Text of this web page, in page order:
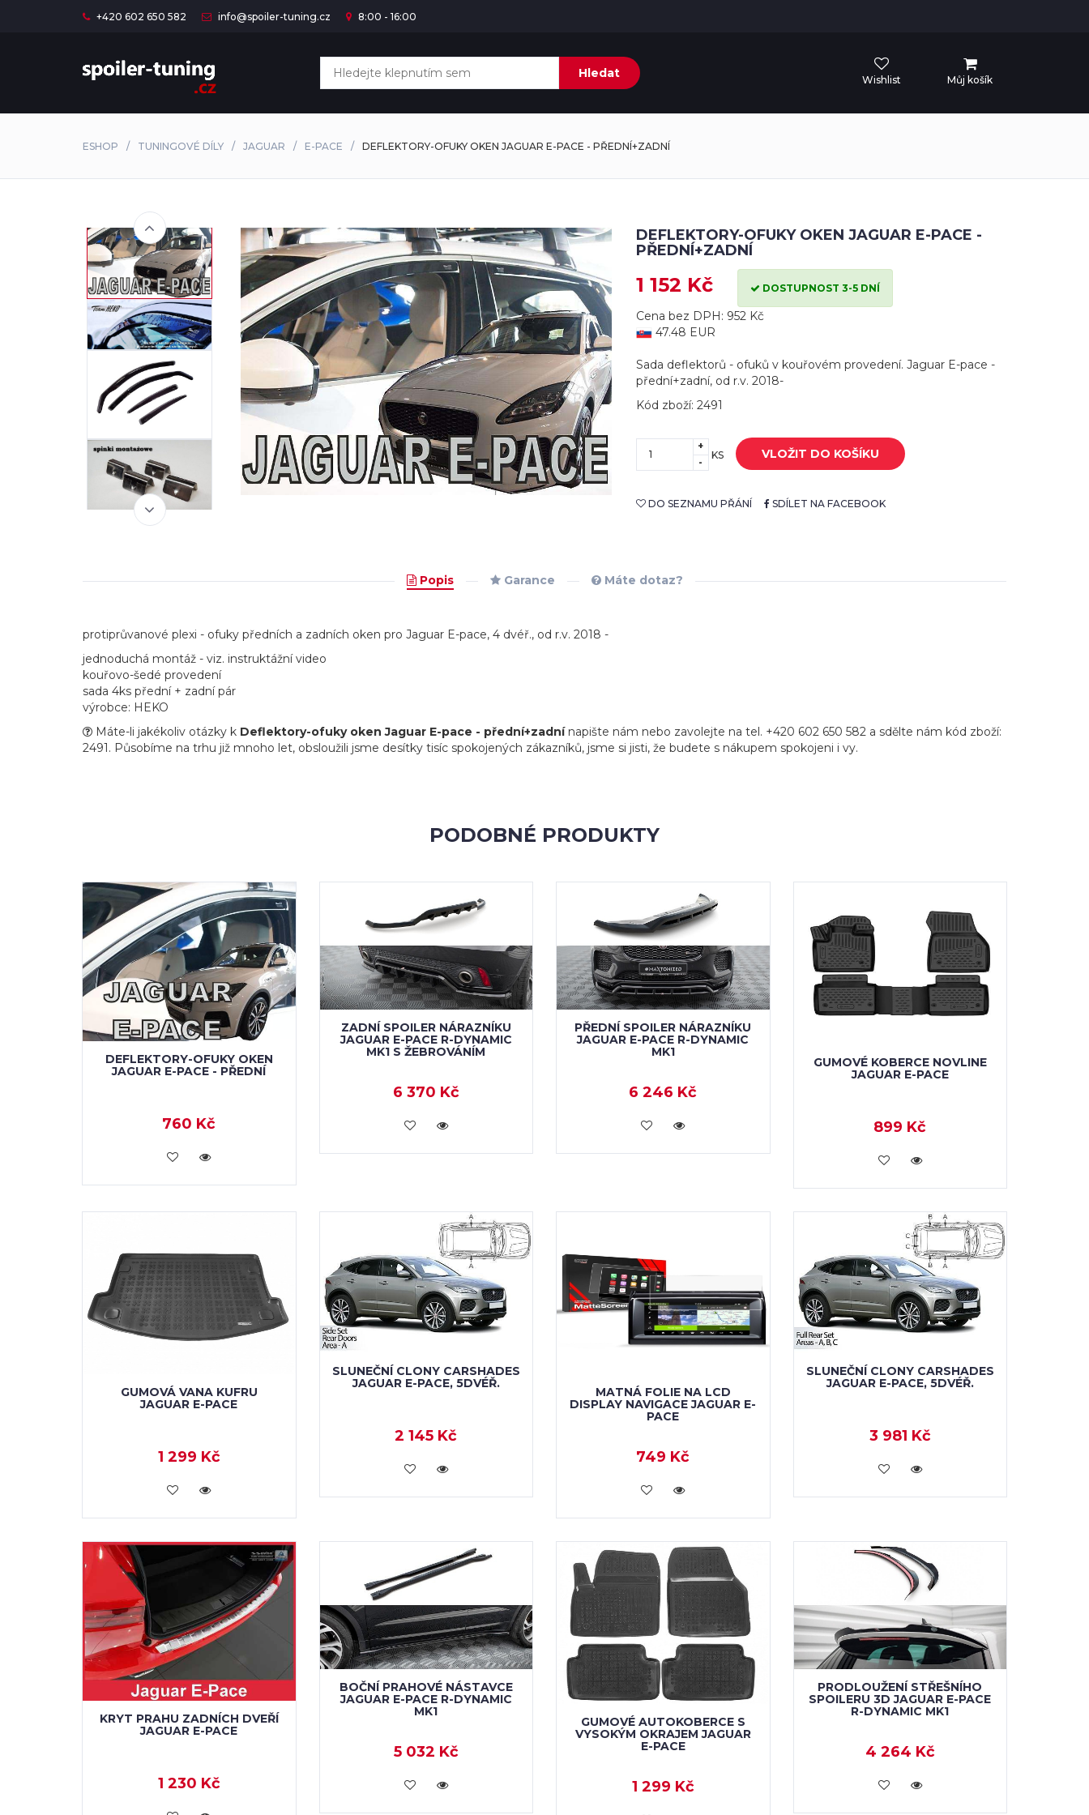
+420 602 650 582 info@spoiler-tuning.cz 8:00 - 16:00
Hledat Wishlist Můj košík
ESHOP TUNINGOVÉ DÍLY JAGUAR E-PACE DEFLEKTORY-OFUKY OKEN JAGUAR E-PACE - PŘEDNÍ+ZADNÍ
DEFLEKTORY-OFUKY OKEN JAGUAR E-PACE -
PŘEDNÍ+ZADNÍ
1 152 Kč DOSTUPNOST 3-5 DNÍ
Cena bez DPH: 952 Kč
47.48 EUR
Sada deflektorů - ofuků v kouřovém provedení. Jaguar E-pace -
přední+zadní, od r.v. 2018-
Kód zboží: 2491
+
-
KS VLOŽIT DO KOŠÍKU
DO SEZNAMU PŘÁNÍ SDÍLET NA FACEBOOK
Popis Garance Máte dotaz?
protiprůvanové plexi - ofuky předních a zadních oken pro Jaguar E-pace, 4 dvéř., od r.v. 2018 -
jednoduchá montáž - viz. instruktážní video
kouřovo-šedé provedení
sada 4ks přední + zadní pár
výrobce: HEKO
Máte-li jakékoliv otázky k Deflektory-ofuky oken Jaguar E-pace - přední+zadnínapište nám nebo zavolejte na tel. +420 602 650 582 a sdělte nám kód zboží:
2491. Působíme na trhu již mnoho let, obsloužili jsme desítky tisíc spokojených zákazníků, jsme si jisti, že budete s nákupem spokojeni i vy.
PODOBNÉ PRODUKTY
DEFLEKTORY-OFUKY OKEN
JAGUAR E-PACE - PŘEDNÍ
760 Kč
KOUPIT
ZADNÍ SPOILER NÁRAZNÍKU
JAGUAR E-PACE R-DYNAMIC
MK1 S ŽEBROVÁNÍM
6 370 Kč
KOUPIT
PŘEDNÍ SPOILER NÁRAZNÍKU
JAGUAR E-PACE R-DYNAMIC
MK1
6 246 Kč
KOUPIT
GUMOVÉ KOBERCE NOVLINE
JAGUAR E-PACE
899 Kč
KOUPIT
GUMOVÁ VANA KUFRU
JAGUAR E-PACE
1 299 Kč
KOUPIT
SLUNEČNÍ CLONY CARSHADES
JAGUAR E-PACE, 5DVÉŘ.
2 145 Kč
KOUPIT
MATNÁ FOLIE NA LCD
DISPLAY NAVIGACE JAGUAR E-
PACE
749 Kč
KOUPIT
SLUNEČNÍ CLONY CARSHADES
JAGUAR E-PACE, 5DVÉŘ.
3 981 Kč
KOUPIT
KRYT PRAHU ZADNÍCH DVEŘÍ
JAGUAR E-PACE
1 230 Kč
BOČNÍ PRAHOVÉ NÁSTAVCE
JAGUAR E-PACE R-DYNAMIC
MK1
5 032 Kč
KOUPIT
GUMOVÉ AUTOKOBERCE S
VYSOKÝM OKRAJEM JAGUAR
E-PACE
1 299 Kč
PRODLOUŽENÍ STŘEŠNÍHO
SPOILERU 3D JAGUAR E-PACE
R-DYNAMIC MK1
4 264 Kč
KOUPIT